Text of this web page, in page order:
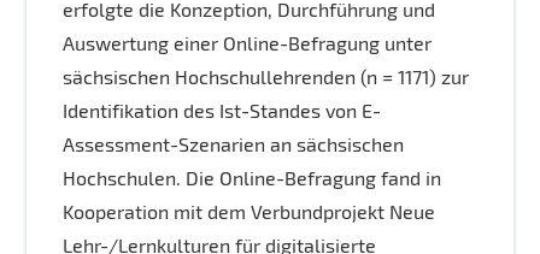
erfolgte die Konzeption, Durchführung und
Auswertung einer Online-Befragung unter
sächsischen Hochschullehrenden (n = 1171) zur
Identifikation des Ist-Standes von E-
Assessment-Szenarien an sächsischen
Hochschulen. Die Online-Befragung fand in
Kooperation mit dem Verbundprojekt Neue
Lehr-/Lernkulturen für digitalisierte